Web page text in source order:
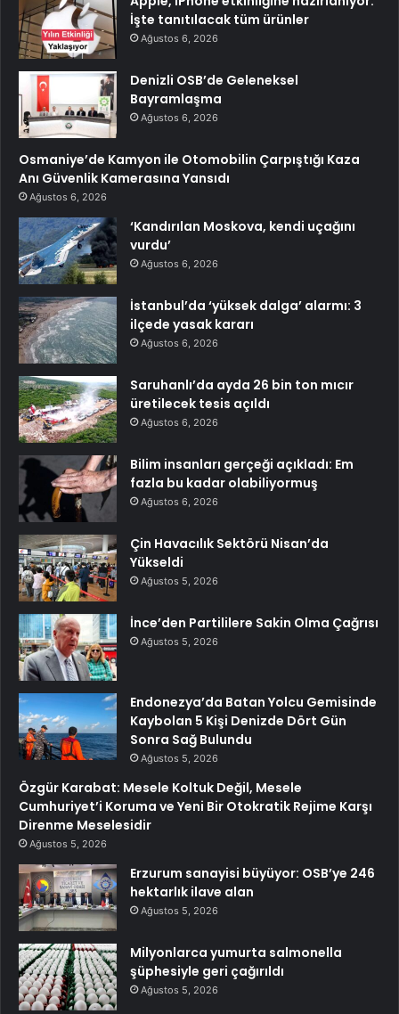
İşte tanıtılacak tüm ürünler
Ağustos 6, 2026
Denizli OSB’de Geleneksel
Bayramlaşma
Ağustos 6, 2026
Osmaniye’de Kamyon ile Otomobilin Çarpıştığı Kaza
Anı Güvenlik Kamerasına Yansıdı
Ağustos 6, 2026
‘Kandırılan Moskova, kendi uçağını
vurdu’
Ağustos 6, 2026
İstanbul’da ‘yüksek dalga’ alarmı: 3
ilçede yasak kararı
Ağustos 6, 2026
Saruhanlı’da ayda 26 bin ton mıcır
üretilecek tesis açıldı
Ağustos 6, 2026
Bilim insanları gerçeği açıkladı: Em
fazla bu kadar olabiliyormuş
Ağustos 6, 2026
Çin Havacılık Sektörü Nisan’da
Yükseldi
Ağustos 5, 2026
İnce’den Partililere Sakin Olma Çağrısı
Ağustos 5, 2026
Endonezya’da Batan Yolcu Gemisinde
Kaybolan 5 Kişi Denizde Dört Gün
Sonra Sağ Bulundu
Ağustos 5, 2026
Özgür Karabat: Mesele Koltuk Değil, Mesele
Cumhuriyet’i Koruma ve Yeni Bir Otokratik Rejime Karşı
Direnme Meselesidir
Ağustos 5, 2026
Erzurum sanayisi büyüyor: OSB’ye 246
hektarlık ilave alan
Ağustos 5, 2026
Milyonlarca yumurta salmonella
şüphesiyle geri çağırıldı
Ağustos 5, 2026